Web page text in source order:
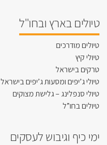
טיולים בארץ ובחו"ל
טיולים מודרכים
טיולי קיץ
טרקים בישראל
טיולי ג’יפים ומסעות ג’יפים בישראל
טיולי סנפלינג – גלישת מצוקים
טיולים בחו”ל
ימי כיף וגיבוש לעסקים